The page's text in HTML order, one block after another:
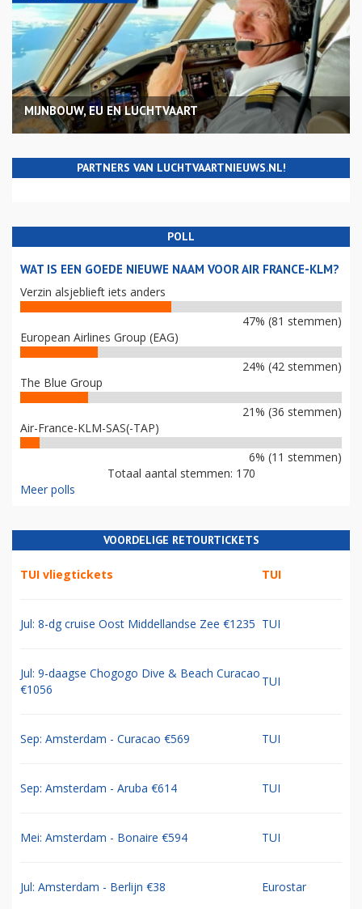
MIJNBOUW, EU EN LUCHTVAART
PARTNERS VAN LUCHTVAARTNIEUWS.NL!
POLL
WAT IS EEN GOEDE NIEUWE NAAM VOOR AIR FRANCE-KLM?
Verzin alsjeblieft iets anders
47% (81 stemmen)
European Airlines Group (EAG)
24% (42 stemmen)
The Blue Group
21% (36 stemmen)
Air-France-KLM-SAS(-TAP)
6% (11 stemmen)
Totaal aantal stemmen: 170
Meer polls
VOORDELIGE RETOURTICKETS
TUI vliegtickets TUI
Jul: 8-dg cruise Oost Middellandse Zee €1235 TUI
Jul: 9-daagse Chogogo Dive & Beach Curacao
€1056
TUI
Sep: Amsterdam - Curacao €569 TUI
Sep: Amsterdam - Aruba €614 TUI
Mei: Amsterdam - Bonaire €594 TUI
Jul: Amsterdam - Berlijn €38 Eurostar